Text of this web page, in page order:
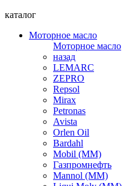
каталог
Моторное масло
Моторное масло
назад
LEMARC
ZEPRO
Repsol
Mirax
Petronas
Avista
Orlen Oil
Bardahl
Mobil (ММ)
Газпромнефть
Mannol (ММ)